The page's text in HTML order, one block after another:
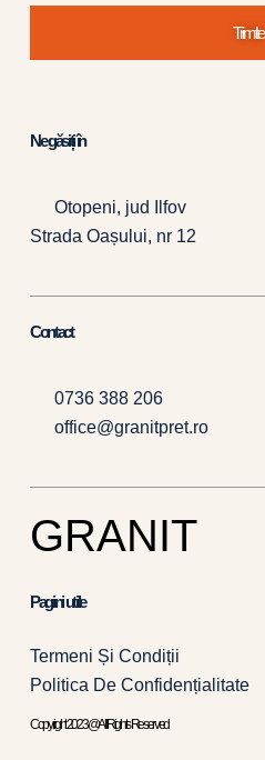
Trimite
GRANIT
Pagini utile
Termeni Și Condiții
Politica De Confidențialitate
Copyright 2023 @ All Rights Reserved
Contact
0736 388 206
office@granitpret.ro
Ne găsiți în
Otopeni, jud Ilfov
Strada Oașului, nr 12